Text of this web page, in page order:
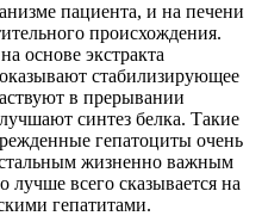
пациента, и на печени
происхождения.
основе экстракта
стабилизирующее
в прерывании
синтез белка. Такие
гепатоциты очень
жизненно важным
лучше всего сказывается на
гепатитами.